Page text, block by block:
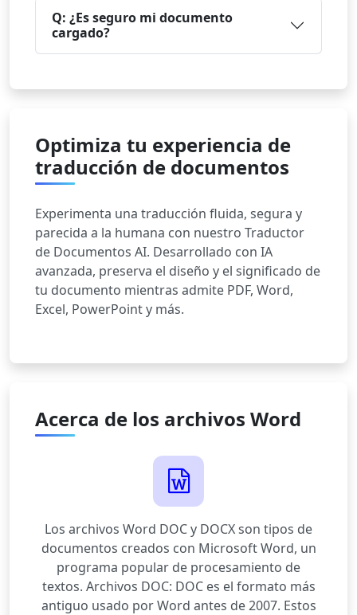
Q: ¿Es seguro mi documento
cargado?
Optimiza tu experiencia de
traducción de documentos
Experimenta una traducción fluida, segura y
parecida a la humana con nuestro Traductor
de Documentos AI. Desarrollado con IA
avanzada, preserva el diseño y el significado de
tu documento mientras admite PDF, Word,
Excel, PowerPoint y más.
Acerca de los archivos Word
Los archivos Word DOC y DOCX son tipos de
documentos creados con Microsoft Word, un
programa popular de procesamiento de
textos. Archivos DOC: DOC es el formato más
antiguo usado por Word antes de 2007. Estos